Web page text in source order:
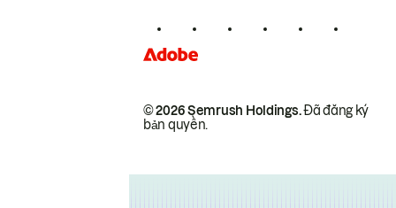
© 2026 Semrush Holdings.Đã đăng ký
bản quyền.